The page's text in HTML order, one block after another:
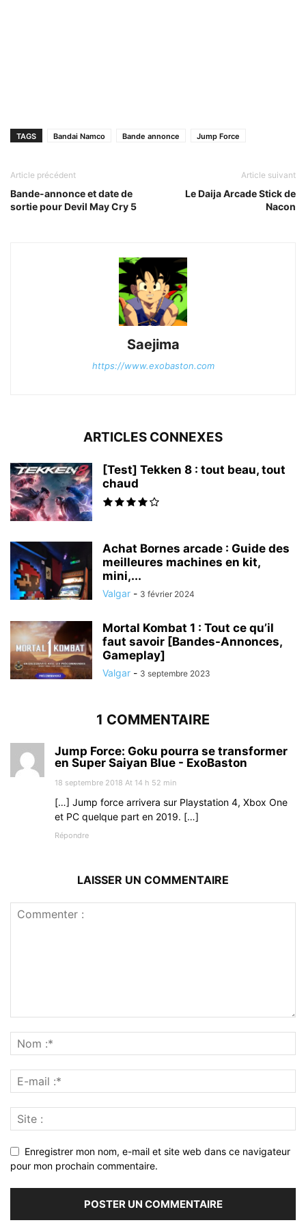
TAGS Bandai Namco Bande annonce Jump Force
Article précédent
Bande-annonce et date de
sortie pour Devil May Cry 5
Article suivant
Le Daija Arcade Stick de
Nacon
Saejima
https://www.exobaston.com
ARTICLES CONNEXES
[Test] Tekken 8 : tout beau, tout
chaud
Achat Bornes arcade : Guide des
meilleures machines en kit,
mini,...
Valgar - 3 février 2024
Mortal Kombat 1 : Tout ce qu’il
faut savoir [Bandes-Annonces,
Gameplay]
Valgar - 3 septembre 2023
1 COMMENTAIRE
Jump Force: Goku pourra se transformer
en Super Saiyan Blue - ExoBaston
18 septembre 2018 At 14 h 52 min
[…] Jump force arrivera sur Playstation 4, Xbox One
et PC quelque part en 2019. […]
Répondre
LAISSER UN COMMENTAIRE
Enregistrer mon nom, e-mail et site web dans ce navigateur
pour mon prochain commentaire.